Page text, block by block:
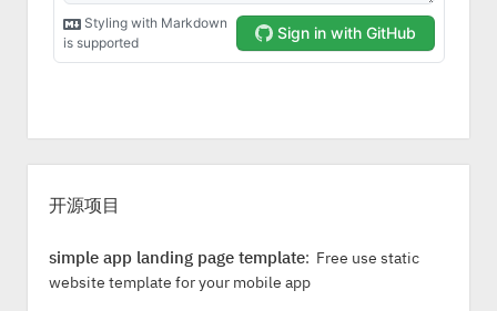
开源项目
simple app landing page template: Free use static
website template for your mobile app